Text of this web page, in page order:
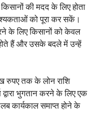
की मदद के लिए होता
को पूरा कर सकें।
के लिए किसानों को केवल
हैं और उसके बदले में उन्हें
रुपए तक के लोन राशि
द्वारा भुगतान करने के लिए एक
कार्यकाल समाप्त होने के